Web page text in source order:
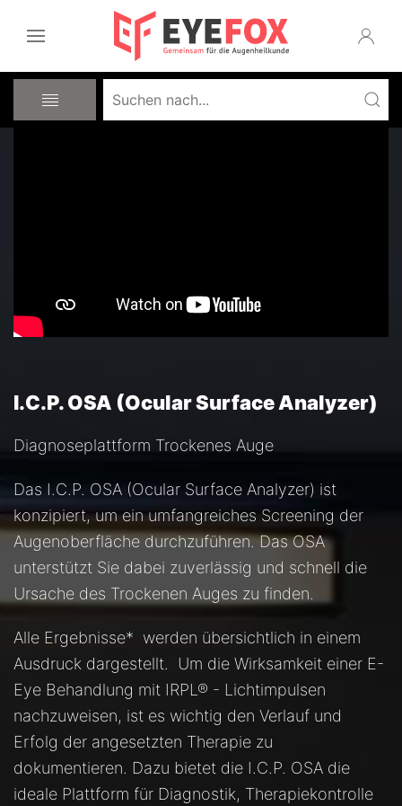
I.C.P. OSA (Ocular Surface Analyzer)
Diagnoseplattform Trockenes Auge
Das I.C.P. OSA (Ocular Surface Analyzer) ist
konzipiert, um ein umfangreiches Screening der
Augenoberfläche durchzuführen. Das OSA
unterstützt Sie dabei zuverlässig und schnell die
Ursache des Trockenen Auges zu finden.
Alle Ergebnisse* werden übersichtlich in einem
Ausdruck dargestellt. Um die Wirksamkeit einer E-
Eye Behandlung mit IRPL® - Lichtimpulsen
nachzuweisen, ist es wichtig den Verlauf und
Erfolg der angesetzten Therapie zu
dokumentieren. Dazu bietet die I.C.P. OSA die
ideale Plattform für Diagnostik, Therapiekontrolle